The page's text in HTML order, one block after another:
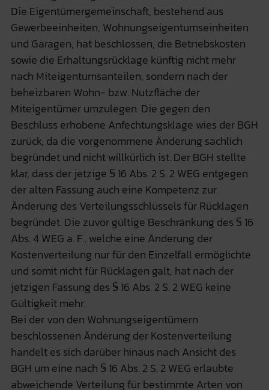
Die Eigentümergemeinschaft, bestehend aus
Gewerbeeinheiten, Wohnungseigentumseinheiten
und Garagen, hat beschlossen, die Betriebskosten
sowie die Erhaltungsrücklage künftig nicht mehr
nach Miteigentumsanteilen, sondern nach der
beheizbaren Wohn- bzw. Nutzfläche der
Miteigentümer umzulegen. Die gegen den
Beschluss erhobene Anfechtungsklage wies der BGH
zurück, da die vorgenommene Änderung sachlich
begründet und nicht willkürlich ist. Der BGH stellte
klar, dass der jetzige § 16 Abs. 2 S. 2 WEG entgegen
der alten Fassung auch eine Kompetenz zur
Änderung des Verteilungsschlüssels für Rücklagen
begründet. Die zuvor gültige Beschränkung des § 16
Abs. 4 WEG a. F., welche eine Änderung der
Kostenverteilung nur für den Einzelfall ermöglichte
und somit nicht für Rücklagen galt, hat nach der
jetzigen Fassung des § 16 Abs. 2 S. 2 WEG keine
Gültigkeit mehr.
Bei der von den Wohnungseigentümern
beschlossenen Änderung der Kostenverteilung
handelt es sich darüber hinaus nach Ansicht des
BGH um eine nach § 16 Abs. 2 S. 2 WEG erlaubte
abweichende Verteilung für bestimmte Arten von